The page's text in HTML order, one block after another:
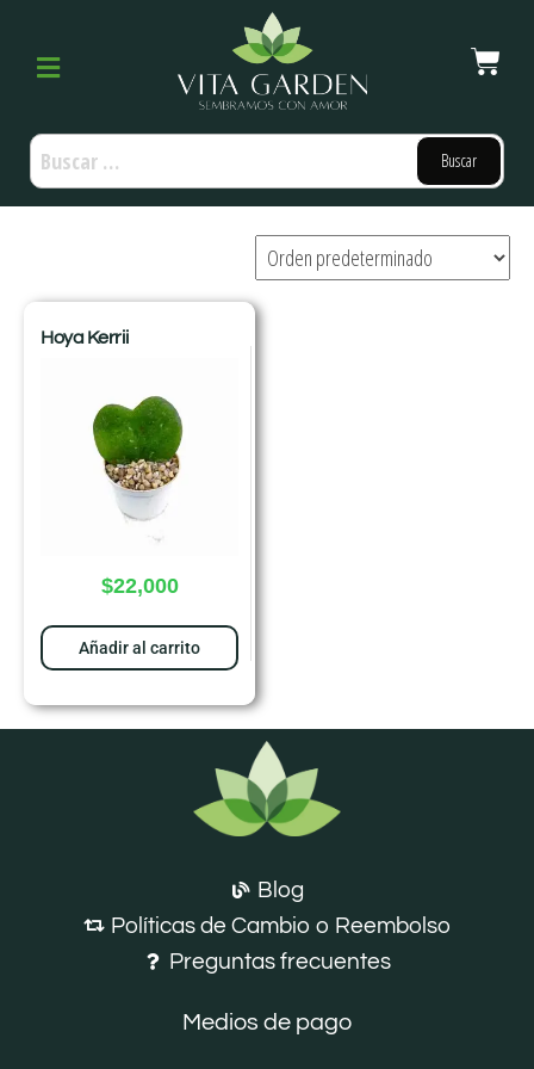
Hoya Kerrii
$22,000
Añadir al carrito
Blog
Políticas de Cambio o Reembolso
Preguntas frecuentes
Medios de pago